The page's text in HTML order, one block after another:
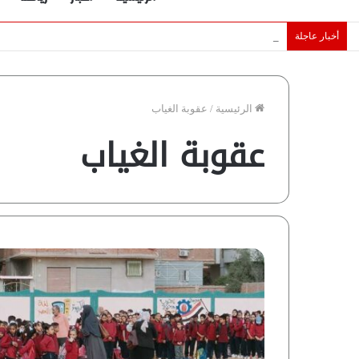
أخبار عاجلة
الرئيسية / عقوبة الغياب
عقوبة الغياب